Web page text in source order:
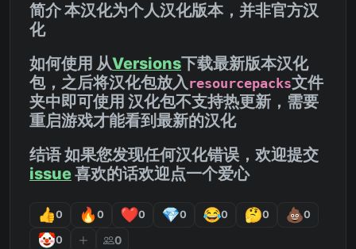
简介本汉化为个人汉化版本，并非官方汉
化
如何使用 从Versions下载最新版本汉化
包，之后将汉化包放入resourcepacks文件
夹中即可使用 汉化包不支持热更新，需要
重启游戏才能看到最新的汉化
结语 如果您发现任何汉化错误，欢迎提交
issue喜欢的话欢迎点一个爱心
0 0 0 0 0 0 0
0 0